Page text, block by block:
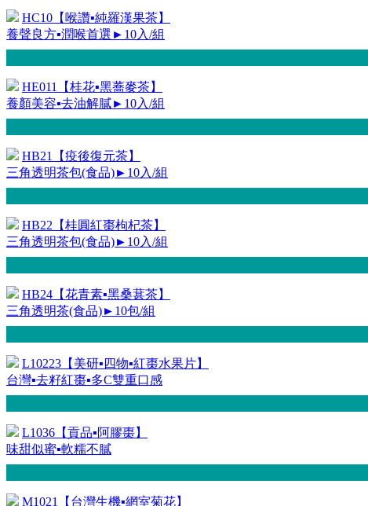
HC10【喉讚▪純羅漢果茶】
養聲良方▪潤喉首選►10入/組
HE011【桂花▪黑蕎麥茶】
養顏美容▪去油解膩►10入/組
HB21【疫後復元茶】
三角透明茶包(食品)►10入/組
HB22【桂圓紅棗枸杞茶】
三角透明茶包(食品)►10入/組
HB24【花青素▪黑桑葚茶】
三角透明茶(食品)►10包/組
L10223【美研▪四物▪紅棗水果片】
台灣▪去籽紅棗▪多C雙重口感
L1036【貢品▪阿膠棗】
味甜似蜜▪軟糯不膩
M1021【台灣生機▪網室菊花】